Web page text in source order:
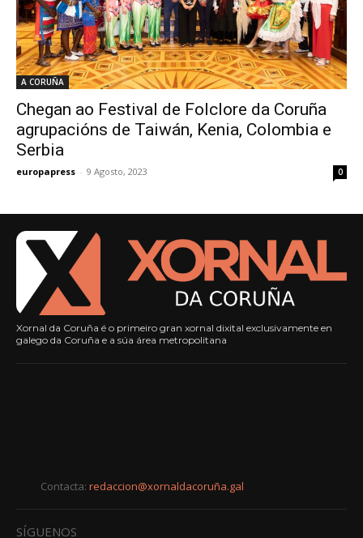
A CORUÑA
Chegan ao Festival de Folclore da Coruña
agrupacións de Taiwán, Kenia, Colombia e
Serbia
europapress - 9 Agosto, 2023 0
Xornal da Coruña é o primeiro gran xornal dixital exclusivamente en
galego da Coruña e a súa área metropolitana
Contacta: redaccion@xornaldacoruña.gal
SÍGUENOS